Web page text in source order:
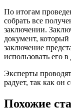
По итогам
собрать все
заключении.
документ,
заключение
использовать его
Эксперты проводят
радует, так как он
Похожие